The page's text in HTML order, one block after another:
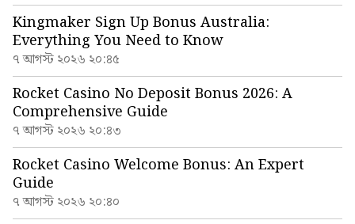
Kingmaker Sign Up Bonus Australia:
Everything You Need to Know
৭ আগস্ট ২০২৬ ২০:৪৫
Rocket Casino No Deposit Bonus 2026: A
Comprehensive Guide
৭ আগস্ট ২০২৬ ২০:৪৩
Rocket Casino Welcome Bonus: An Expert
Guide
৭ আগস্ট ২০২৬ ২০:৪০